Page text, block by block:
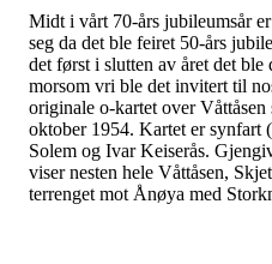
Midt i vårt 70-års jubileumsår
seg da det ble feiret 50-års
det først i slutten av året det ble
morsom vri ble det invitert til
originale o-kartet over
oktober 1954. Kartet er synfart
Solem og Ivar Keiserås.
viser nesten hele Våttåsen,
terrenget mot Ånøya med